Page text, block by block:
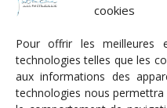
cookies
Pour offrir les meilleures
technologies telles que les
aux informations des
technologies nous